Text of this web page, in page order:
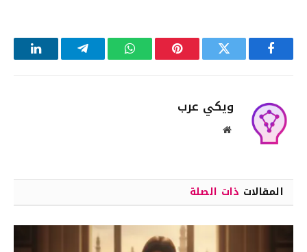
فيسبوك تويتر بينتيريستواتساب تيلقرام لينكدإن
ويكي عرب
موقع
المقالات ذات الصلة